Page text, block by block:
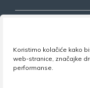
Koristimo kolačiće kako
web-stranice, značajke
performanse.
Nezavisni
obrazovanja